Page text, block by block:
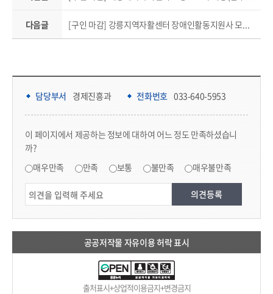
다음글 [구인 마감] 강릉지역자활센터 장애인활동지원사 모집(접수기간 5.8.(금)~채용시까지)
담당부서 정보 & 컨텐츠 만족도 조사 & 공공저작물 자유이용 허락 표시
담당부서 경제진흥과 전화번호 033-640-5953
이 페이지에서 제공하는 정보에 대하여 어느 정도 만족하셨습니
까?
매우만족 만족 보통 불만족 매우불만족
공공저작물 자유이용 허락 표시
출처표시+상업적이용금지+변경금지